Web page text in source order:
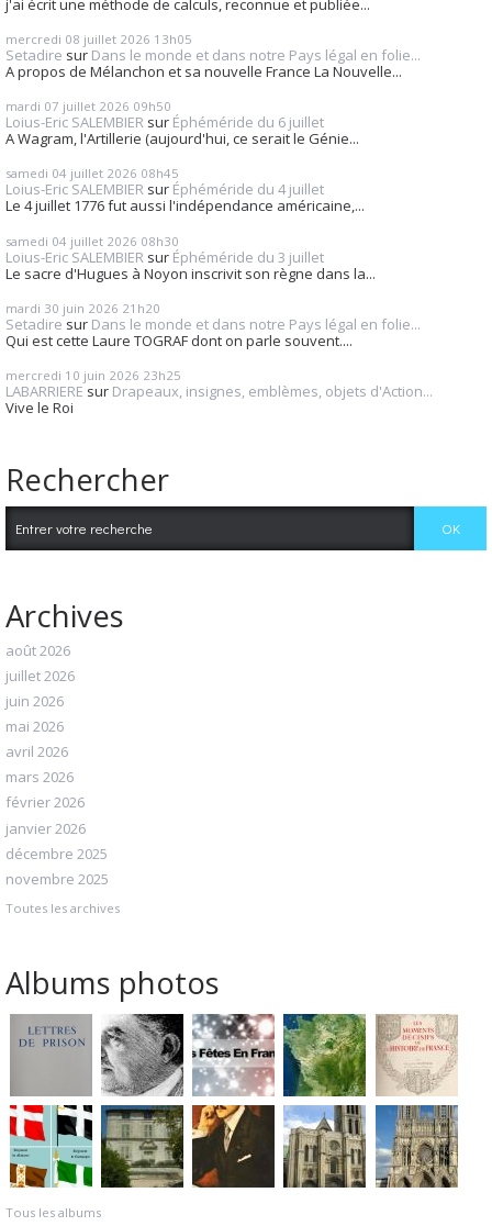
j'ai écrit une méthode de calculs, reconnue et publiée...
mercredi 08 juillet 2026 13h05
Setadire sur Dans le monde et dans notre Pays légal en folie...
A propos de Mélanchon et sa nouvelle France La Nouvelle...
mardi 07 juillet 2026 09h50
Loius-Eric SALEMBIER sur Éphéméride du 6 juillet
A Wagram, l'Artillerie (aujourd'hui, ce serait le Génie...
samedi 04 juillet 2026 08h45
Loius-Eric SALEMBIER sur Éphéméride du 4 juillet
Le 4 juillet 1776 fut aussi l'indépendance américaine,...
samedi 04 juillet 2026 08h30
Loius-Eric SALEMBIER sur Éphéméride du 3 juillet
Le sacre d'Hugues à Noyon inscrivit son règne dans la...
mardi 30 juin 2026 21h20
Setadire sur Dans le monde et dans notre Pays légal en folie...
Qui est cette Laure TOGRAF dont on parle souvent....
mercredi 10 juin 2026 23h25
LABARRIERE sur Drapeaux, insignes, emblèmes, objets d'Action...
Vive le Roi
Rechercher
Archives
août 2026
juillet 2026
juin 2026
mai 2026
avril 2026
mars 2026
février 2026
janvier 2026
décembre 2025
novembre 2025
Toutes les archives
Albums photos
Tous les albums